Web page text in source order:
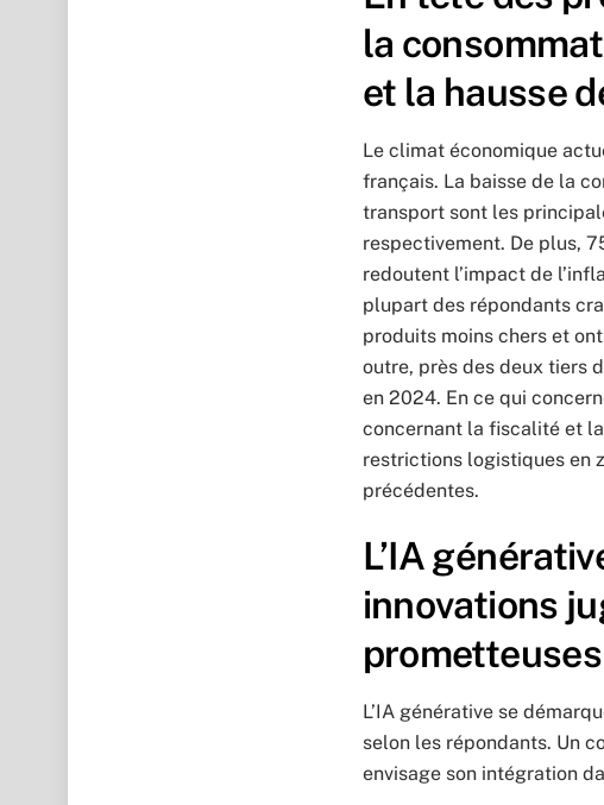
la
et la hausse
Le climat économique
français. La baisse de la
transport sont les
respectivement. De plus,
redoutent l’impact de
plupart des répondants
produits moins chers et
outre, près des deux tiers
en 2024. En ce qui
concernant la fiscalité et
restrictions logistiques en
précédentes.
L’IA
innovations
prometteuses
L’IA générative se
selon les répondants. Un
envisage son intégration